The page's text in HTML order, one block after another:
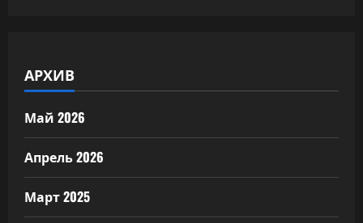
АРХИВ
Май 2026
Апрель 2026
Март 2025